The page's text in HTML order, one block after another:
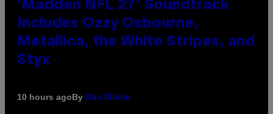
‘Madden NFL 27’ Soundtrack
Includes Ozzy Osbourne,
Metallica, the White Stripes, and
Styx
10 hours agoBy Dan Milam